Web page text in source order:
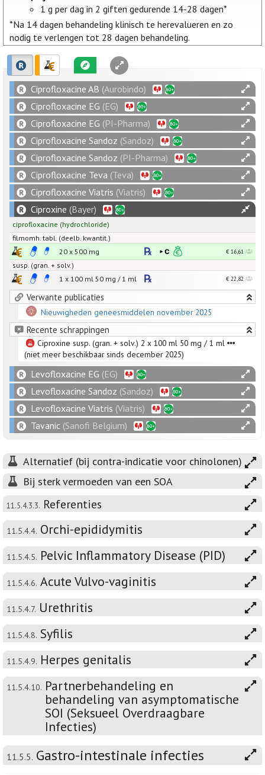
1 g per dag in 2 giften gedurende 14-28 dagen*
*Na 14 dagen behandeling klinisch te herevalueren en zo
nodig te verlengen tot 28 dagen behandeling.
Ciprofloxacine AB (Aurobindo)
Ciprofloxacine EG (EG)
Ciprofloxacine EG (PI-Pharma)
Ciprofloxacine Sandoz (Sandoz)
Ciprofloxacine Sandoz (PI-Pharma)
Ciprofloxacine Teva (Teva)
Ciprofloxacine Viatris (Viatris)
Ciproxine (Bayer)
ciprofloxacine (hydrochloride)
filmomh. tabl. (deelb. kwantit.)
20 x 500 mg € 16,61
susp. (gran. + solv.)
1 x 100 ml 50 mg / 1 ml € 22,82
Verwante publicaties
Nieuwigheden geneesmiddelen november 2025
Recente schrappingen
Ciproxine susp. (gran. + solv.) 2 x 100 ml 50 mg / 1 ml
(niet meer beschikbaar sinds december 2025)
Levofloxacine EG (EG)
Levofloxacine Sandoz (Sandoz)
Levofloxacine Viatris (Viatris)
Tavanic (Sanofi Belgium)
Alternatief (bij contra-indicatie voor chinolonen)
Bij sterk vermoeden van een SOA
11.5.4.3.3. Referenties
11.5.4.4. Orchi-epididymitis
11.5.4.5. Pelvic Inflammatory Disease (PID)
11.5.4.6. Acute Vulvo-vaginitis
11.5.4.7. Urethritis
11.5.4.8. Syfilis
11.5.4.9. Herpes genitalis
11.5.4.10. Partnerbehandeling en
behandeling van asymptomatische
SOI (Seksueel Overdraagbare
Infecties)
11.5.5. Gastro-intestinale infecties